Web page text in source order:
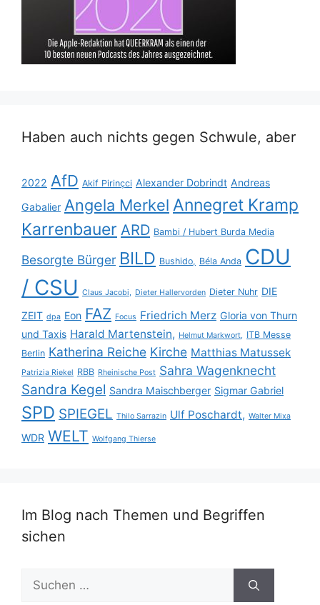
Haben auch nichts gegen Schwule, aber
2022 AfD Akif Pirinçci Alexander Dobrindt Andreas
Gabalier Angela Merkel Annegret Kramp
Karrenbauer ARD Bambi / Hubert Burda Media
Besorgte Bürger BILD Bushido, Béla Anda CDU
/ CSU Claus Jacobi, Dieter Hallervorden Dieter Nuhr DIE
ZEIT dpa Eon FAZ Focus Friedrich Merz Gloria von Thurn
und Taxis Harald Martenstein, Helmut Markwort, ITB Messe
Berlin Katherina Reiche Kirche Matthias Matussek
Patrizia Riekel RBB Rheinische Post Sahra Wagenknecht
Sandra Kegel Sandra Maischberger Sigmar Gabriel
SPD SPIEGEL Thilo Sarrazin Ulf Poschardt, Walter Mixa
WDR WELT Wolfgang Thierse
Im Blog nach Themen und Begriffen
sichen
Suche
nach: